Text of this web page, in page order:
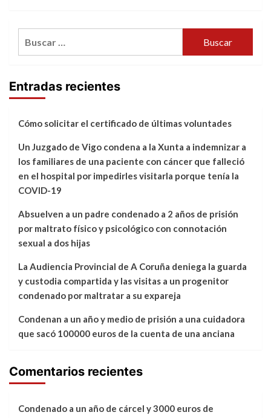
Entradas recientes
Cómo solicitar el certificado de últimas voluntades
Un Juzgado de Vigo condena a la Xunta a indemnizar a
los familiares de una paciente con cáncer que falleció
en el hospital por impedirles visitarla porque tenía la
COVID-19
Absuelven a un padre condenado a 2 años de prisión
por maltrato físico y psicológico con connotación
sexual a dos hijas
La Audiencia Provincial de A Coruña deniega la guarda
y custodia compartida y las visitas a un progenitor
condenado por maltratar a su expareja
Condenan a un año y medio de prisión a una cuidadora
que sacó 100000 euros de la cuenta de una anciana
Comentarios recientes
Condenado a un año de cárcel y 3000 euros de